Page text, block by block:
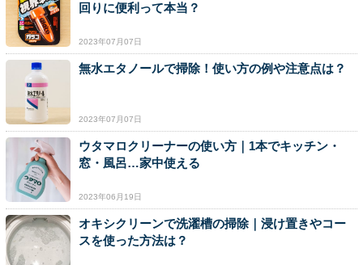
回りに便利って本当？
2023年07月07日
無水エタノールで掃除！使い方の例や注意点は？
2023年07月07日
ウタマロクリーナーの使い方｜1本でキッチン・
窓・風呂…家中使える
2023年06月19日
オキシクリーンで洗濯槽の掃除｜浸け置きやコー
スを使った方法は？